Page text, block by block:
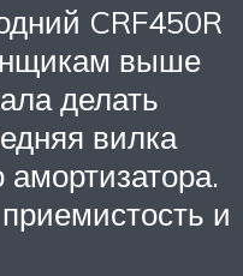
CRF450R
выше
делать
вилка
и